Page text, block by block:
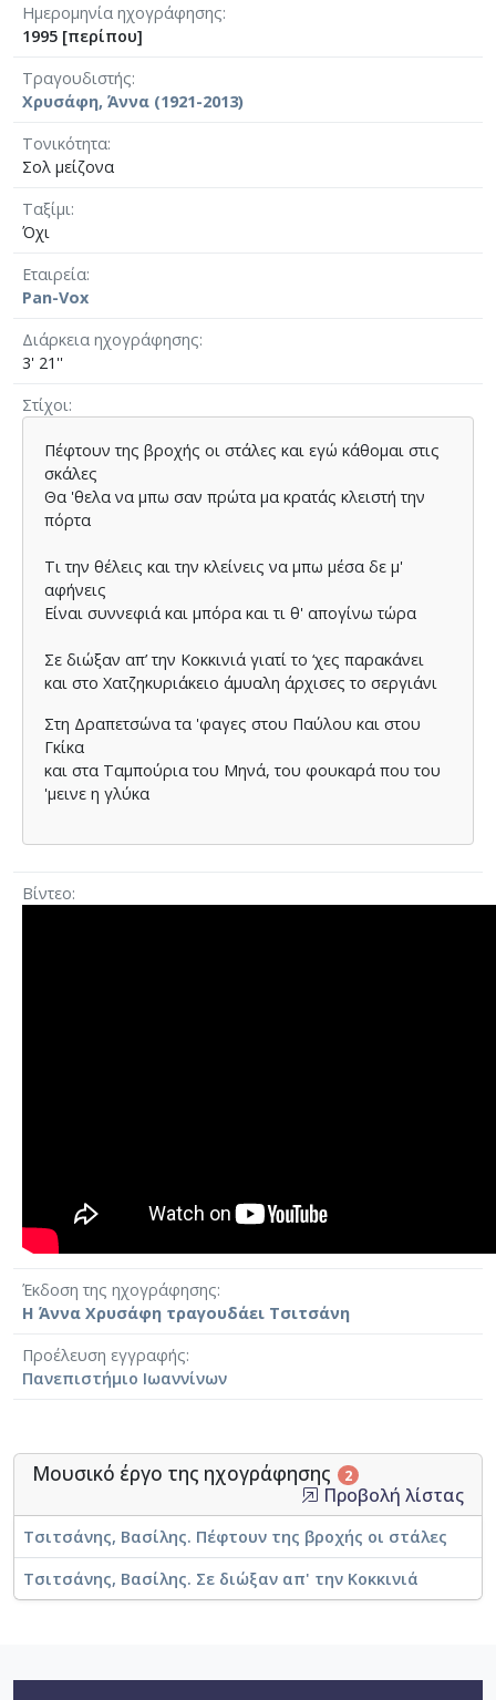
Ημερομηνία ηχογράφησης
1995 [περίπου]
Τραγουδιστής
Χρυσάφη, Άννα (1921-2013)
Τονικότητα
Σολ μείζονα
Ταξίμι
Όχι
Εταιρεία
Pan-Vox
Διάρκεια ηχογράφησης
3' 21''
Στίχοι
Πέφτουν της βροχής οι στάλες και εγώ κάθομαι στις
σκάλες
Θα 'θελα να μπω σαν πρώτα μα κρατάς κλειστή την
πόρτα
Τι την θέλεις και την κλείνεις να μπω μέσα δε μ'
αφήνεις
Είναι συννεφιά και μπόρα και τι θ' απογίνω τώρα
Σε διώξαν απ’ την Κοκκινιά γιατί το ‘χες παρακάνει
και στο Χατζηκυριάκειο άμυαλη άρχισες το σεργιάνι
Στη Δραπετσώνα τα 'φαγες στου Παύλου και στου
Γκίκα
και στα Ταμπούρια του Μηνά, του φουκαρά που του
'μεινε η γλύκα
Βίντεο
Έκδοση της ηχογράφησης
Η Άννα Χρυσάφη τραγουδάει Τσιτσάνη
Προέλευση εγγραφής
Πανεπιστήμιο Ιωαννίνων
Μουσικό έργο της ηχογράφησης 2
Προβολή λίστας
Τσιτσάνης, Βασίλης. Πέφτουν της βροχής οι στάλες
Τσιτσάνης, Βασίλης. Σε διώξαν απ' την Κοκκινιά